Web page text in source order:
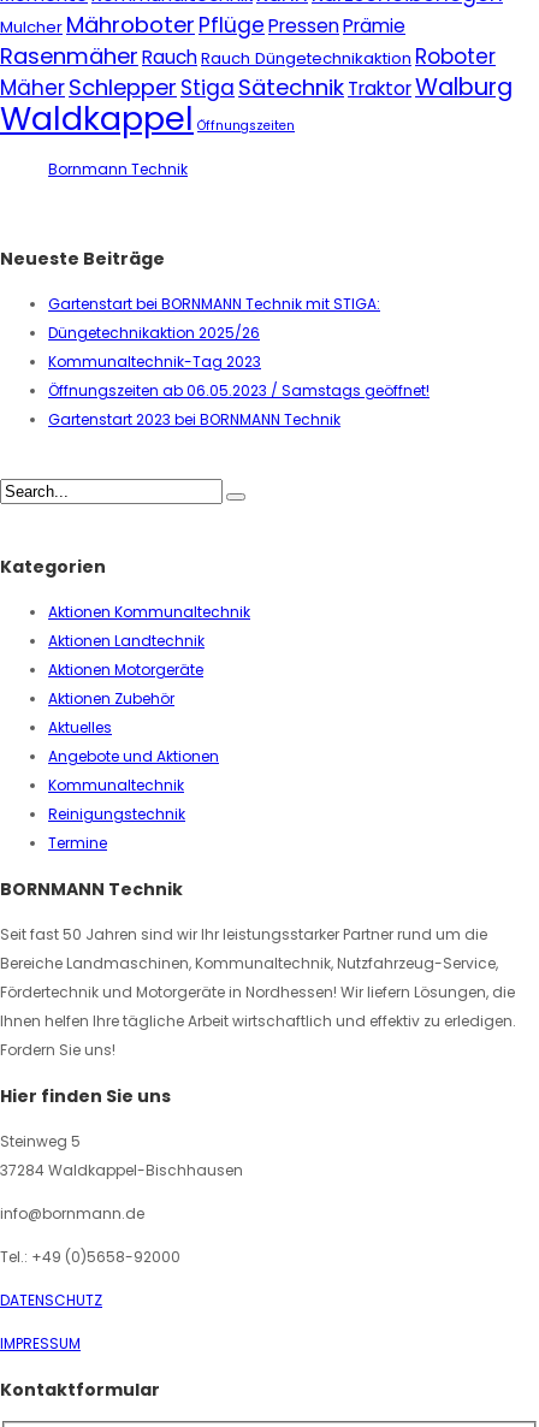
Mulcher Mähroboter PflügePressenPrämie
RasenmäherRauchRauch Düngetechnikaktion Roboter
MäherSchlepper Stiga SätechnikTraktorWalburg
Waldkappel Öffnungszeiten
Bornmann Technik
Neueste Beiträge
Gartenstart bei BORNMANN Technik mit STIGA:
Düngetechnikaktion 2025/26
Kommunaltechnik-Tag 2023
Öffnungszeiten ab 06.05.2023 / Samstags geöffnet!
Gartenstart 2023 bei BORNMANN Technik
Kategorien
Aktionen Kommunaltechnik
Aktionen Landtechnik
Aktionen Motorgeräte
Aktionen Zubehör
Aktuelles
Angebote und Aktionen
Kommunaltechnik
Reinigungstechnik
Termine
BORNMANN Technik
Seit fast 50 Jahren sind wir Ihr leistungsstarker Partner rund um die
Bereiche Landmaschinen, Kommunaltechnik, Nutzfahrzeug-Service,
Fördertechnik und Motorgeräte in Nordhessen! Wir liefern Lösungen, die
Ihnen helfen Ihre tägliche Arbeit wirtschaftlich und effektiv zu erledigen.
Fordern Sie uns!
Hier finden Sie uns
Steinweg 5
37284 Waldkappel-Bischhausen
info@bornmann.de
Tel.: +49 (0)5658-92000
DATENSCHUTZ
IMPRESSUM
Kontaktformular